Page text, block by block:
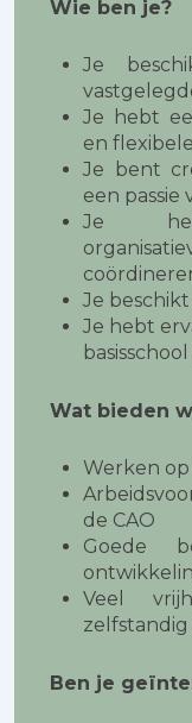
Wie ben je?
Je
Je hebt
en
Je bent
een passie
Je
Je
Je hebt
Wat bieden
Werken
de CAO
Goede
Veel
Ben je